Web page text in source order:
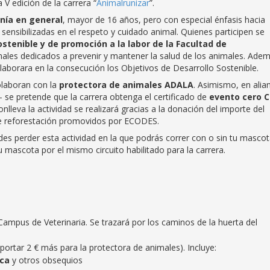
edición de la carrera “Animalrunizar”.
en general, mayor de 16 años, pero con especial énfasis hacia
en el respeto y cuidado animal. Quienes participen se
y de promoción a la labor de la Facultad de
dedicados a prevenir y mantener la salud de los animales.
en la consecución los Objetivos de Desarrollo Sostenible.
con la protectora de animales ADALA. Asimismo, en
se pretende que la carrera obtenga el certificado de evento cero
la actividad se realizará gracias a la donación del importe del
promovidos por ECODES.
perder esta actividad en la que podrás correr con o sin tu
por el mismo circuito habilitado para la carrera.
de Veterinaria. Se trazará por los caminos de la huerta del
2 € más para la protectora de animales). Incluye:
y otros obsequios